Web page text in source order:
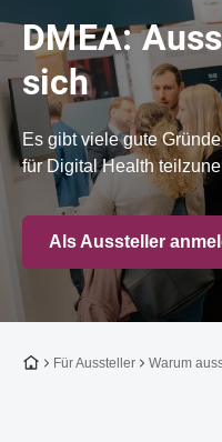
DMEA:
sich
Es gibt viele gute
für Digital Health
Als Aussteller
Zur Startseite
Für Aussteller Warum